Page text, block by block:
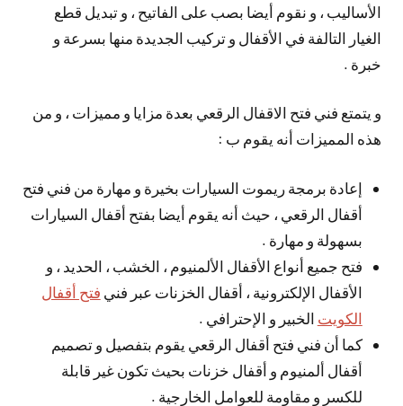
الأساليب ، و نقوم أيضا بصب على الفاتيح ، و تبديل قطع
الغيار التالفة في الأقفال و تركيب الجديدة منها بسرعة و
خبرة .
و يتمتع فني فتح الاقفال الرقعي بعدة مزايا و مميزات ، و من
هذه المميزات أنه يقوم ب :
إعادة برمجة ريموت السيارات بخيرة و مهارة من فني فتح
أقفال الرقعي ، حيث أنه يقوم أيضا بفتح أقفال السيارات
بسهولة و مهارة .
فتح جميع أنواع الأقفال الألمنيوم ، الخشب ، الحديد ، و
الأقفال الإلكترونية ، أقفال الخزنات عبر فني فتح أقفال
الكويت الخبير و الإحترافي .
كما أن فني فتح أقفال الرقعي يقوم بتفصيل و تصميم
أقفال ألمنيوم و أقفال خزنات بحيث تكون غير قابلة
للكسر و مقاومة للعوامل الخارجية .